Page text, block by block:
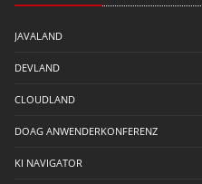
JAVALAND
DEVLAND
CLOUDLAND
DOAG ANWENDERKONFERENZ
KI NAVIGATOR